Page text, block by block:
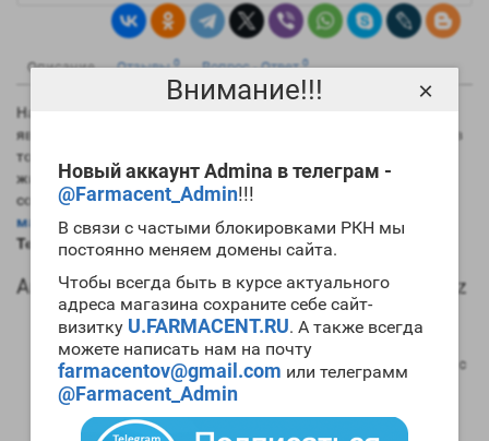
Внимание!!!
Новый аккаунт Admina в телеграм -
@Farmacent_Admin!!!
В связи с частыми блокировками РКН мы
постоянно меняем домены сайта.
Чтобы всегда быть в курсе актуального
адреса магазина сохраните себе сайт-
визитку U.FARMACENT.RU. А также всегда
можете написать нам на почту
farmacentov@gmail.com или телеграмм
@Farmacent_Admin
×
Описание Отзывы0 Вопрос - Ответ0
На данный момент самым длинным эфиром тестостерона
является именно ципионат. Это хорошо в плане его силы, но в
то же время вызывает сильную задержку в организме
жидкости. Практически всегда препарат используется в
сочетании с другими ААС. Если вам необходим
массонаборный цикл, то для его проведения стоиткупить
Testoz E 10ml Medoz.
Анаболический профиль Testoz E 10ml Medoz
Анаболическая активность – 100 процентов в
сравнении мужским гормоном;
Андрогенная активность – 100 процентов в сравнении с
мужским гормоном;
Способность конвертироваться в женские гормоны
(ароматизация) – высокая;